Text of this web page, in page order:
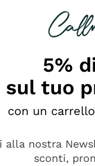
5%
sul tuo
con un
alla nostra
sconti,